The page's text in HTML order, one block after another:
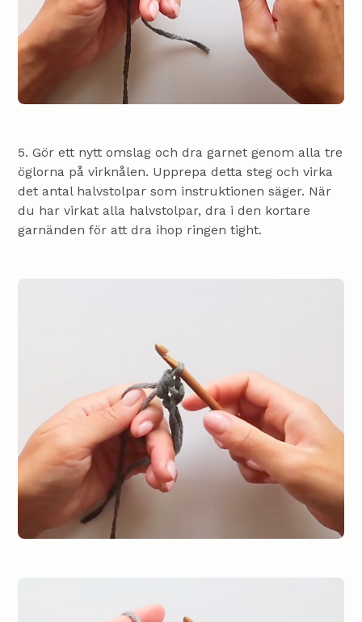
5. Gör ett nytt omslag och dra garnet genom alla tre
öglorna på virknålen. Upprepa detta steg och virka
det antal halvstolpar som instruktionen säger. När
du har virkat alla halvstolpar, dra i den kortare
garnänden för att dra ihop ringen tight.